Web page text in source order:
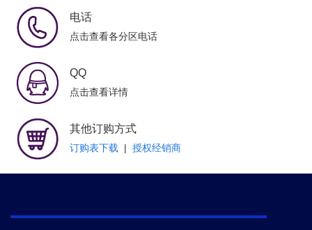
电话
点击查看各分区电话
QQ
点击查看详情
其他订购方式
订购表下载 | 授权经销商